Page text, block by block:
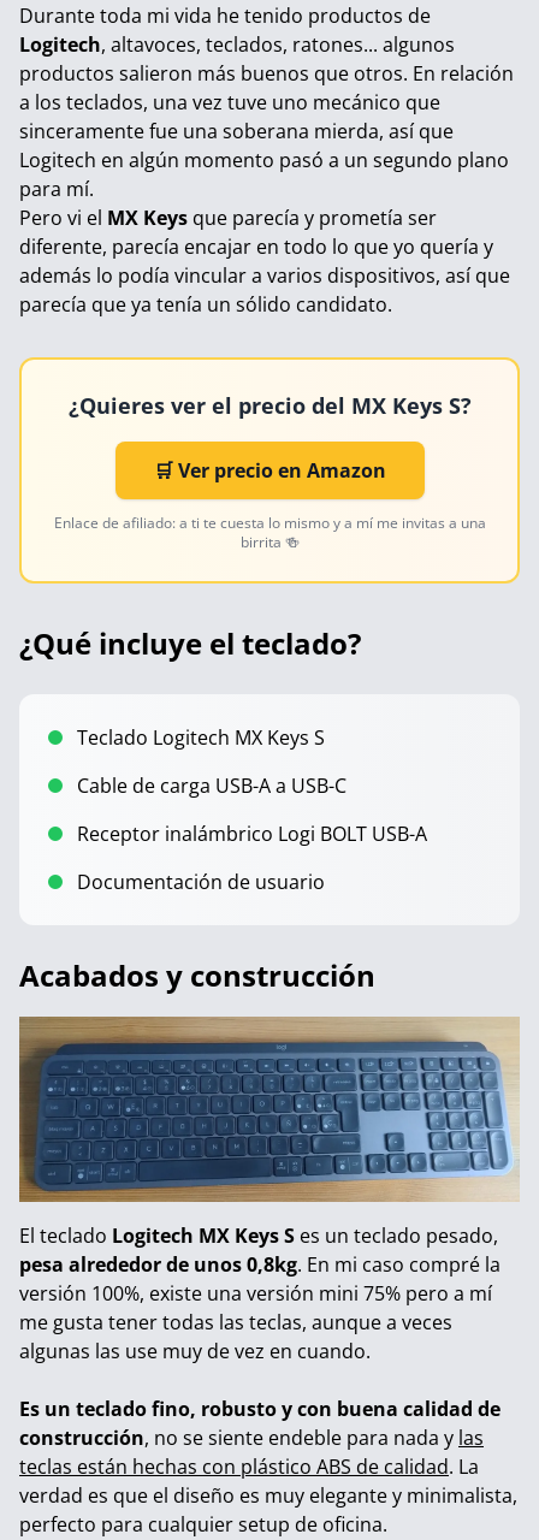
Durante toda mi vida he tenido productos de
Logitech, altavoces, teclados, ratones... algunos
productos salieron más buenos que otros. En relación
a los teclados, una vez tuve uno mecánico que
sinceramente fue una soberana mierda, así que
Logitech en algún momento pasó a un segundo plano
para mí.
Pero vi el MX Keys que parecía y prometía ser
diferente, parecía encajar en todo lo que yo quería y
además lo podía vincular a varios dispositivos, así que
parecía que ya tenía un sólido candidato.
¿Quieres ver el precio del MX Keys S?
🛒 Ver precio en Amazon
Enlace de afiliado: a ti te cuesta lo mismo y a mí me invitas a una
birrita 🍻
¿Qué incluye el teclado?
Teclado Logitech MX Keys S
Cable de carga USB-A a USB-C
Receptor inalámbrico Logi BOLT USB-A
Documentación de usuario
Acabados y construcción
El teclado Logitech MX Keys S es un teclado pesado,
pesa alrededor de unos 0,8kg. En mi caso compré la
versión 100%, existe una versión mini 75% pero a mí
me gusta tener todas las teclas, aunque a veces
algunas las use muy de vez en cuando.
Es un teclado fino, robusto y con buena calidad de
construcción, no se siente endeble para nada y las
teclas están hechas con plástico ABS de calidad. La
verdad es que el diseño es muy elegante y minimalista,
perfecto para cualquier setup de oficina.